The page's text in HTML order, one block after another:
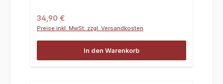
Regulärer Preis:
34,90 €
Preise inkl. MwSt. zzgl. Versandkosten
In den Warenkorb